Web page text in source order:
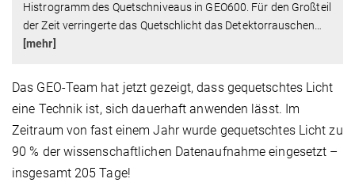
Histrogramm des Quetschniveaus in GEO600. Für den Großteil
der Zeit verringerte das Quetschlicht das Detektorrauschen…
[mehr]
Das GEO-Team hat jetzt gezeigt, dass gequetschtes Licht
eine Technik ist, sich dauerhaft anwenden lässt. Im
Zeitraum von fast einem Jahr wurde gequetschtes Licht zu
90 % der wissenschaftlichen Datenaufnahme eingesetzt –
insgesamt 205 Tage!